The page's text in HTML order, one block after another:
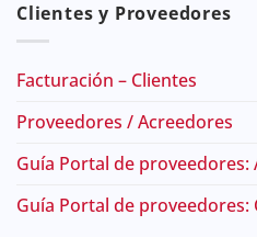
Clientes y Proveedores
Facturación – Clientes
Proveedores / Acreedores
Guía Portal de proveedores:
Guía Portal de